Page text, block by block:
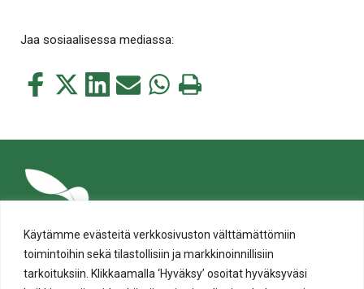
Käytämme evästeitä verkkosivuston välttämättömiin
toimintoihin sekä tilastollisiin ja markkinoinnillisiin
tarkoituksiin. Klikkaamalla ‘Hyväksy’ osoitat hyväksyväsi
Jaa sosiaalisessa mediassa:
Jaa
Jaa
Jaa Jaa Jaa Tulosta